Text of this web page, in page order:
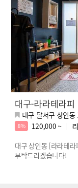
대구-라라테라피
대구 달서구 상인동
8% 120,000 ~
대구 상인동 [라라테
부탁드리겠습니다!